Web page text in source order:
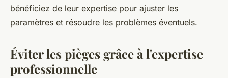
bénéficiez de leur expertise pour ajuster les
paramètres et résoudre les problèmes éventuels.
Éviter les pièges grâce à l'expertise
professionnelle